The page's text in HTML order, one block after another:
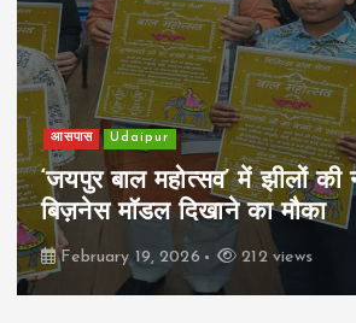
खेल Udaipur
पिम्स मेवाड़ कप 2026:
रियल स्टेट्स ने मुकाबले जीते
February 19, 2026 164 views